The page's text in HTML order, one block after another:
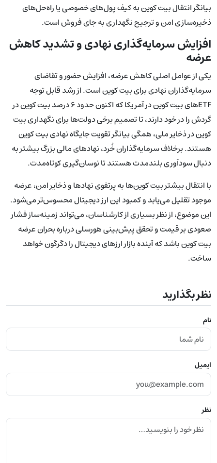
بیانگر انتقال بیت کوین به کیف پول‌های خصوصی یا راه‌حل‌های
ذخیره‌سازی امن و ترجیح نگهداری به جای فروش است.
افزایش سرمایه‌گذاری نهادی و تشدید کاهش
عرضه
یکی از عوامل اصلی کاهش عرضه، افزایش حضور و تقاضای
سرمایه‌گذاران نهادی برای بیت کوین است. از رشد قابل توجه
ETFهای بیت کوین در آمریکا که اکنون حدود ۶ درصد بیت کوین در
گردش را در خود دارند، تا تصمیم برخی دولت‌ها برای نگهداری بیت
کوین در ذخایر ملی، همگی بیانگر تقویت جایگاه نهادی بیت کوین
هستند. برخلاف سرمایه‌گذاران خُرد، نهادهای مالی بزرگ بیشتر به
دنبال سودآوری بلندمدت هستند تا نوسان‌گیری کوتاه‌مدت.
با انتقال بیشتر بیت کوین‌ها به پرتفوی نهادها و ذخایر امن، عرضه
موجود تقلیل می‌یابد و کمبود این ارز دیجیتال محسوس‌تر می‌شود.
این موضوع، از نظر بسیاری از کارشناسان، می‌تواند زمینه‌ساز فشار
صعودی بر قیمت و تحقق پیش‌بینی هورسلی درباره بحران عرضه
بیت کوین باشد که آینده بازار ارزهای دیجیتال را دگرگون خواهد
ساخت.
نظر بگذارید
نام
ایمیل
نظر